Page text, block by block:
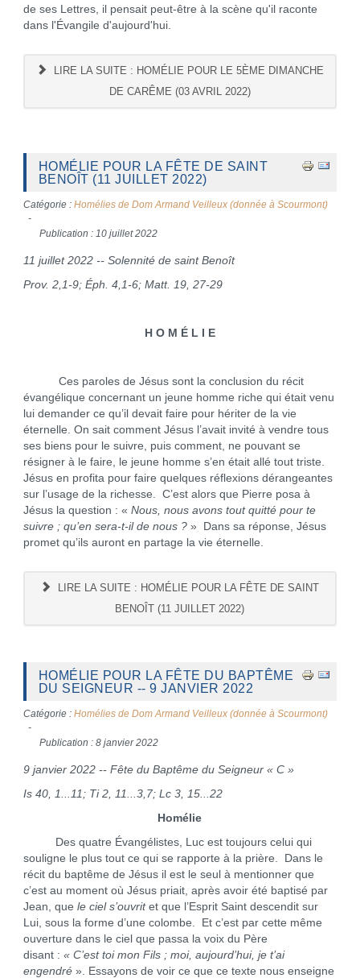
de ses Lettres, il pensait peut-être à la scène qu'il raconte
dans l'Évangile d'aujourd'hui.
LIRE LA SUITE : HOMÉLIE POUR LE 5ÈME DIMANCHE
DE CARÊME (03 AVRIL 2022)
HOMÉLIE POUR LA FÊTE DE SAINT
BENOÎT (11 JUILLET 2022)
Catégorie : Homélies de Dom Armand Veilleux (donnée à Scourmont)
Publication : 10 juillet 2022
11 juillet 2022 -- Solennité de saint Benoît
Prov. 2,1-9; Éph. 4,1-6; Matt. 19, 27-29
H O M É L I E
Ces paroles de Jésus sont la conclusion du récit
évangélique concernant un jeune homme riche qui était venu
lui demander ce qu’il devait faire pour hériter de la vie
éternelle. On sait comment Jésus l’avait invité à vendre tous
ses biens pour le suivre, puis comment, ne pouvant se
résigner à le faire, le jeune homme s’en était allé tout triste.
Jésus en profita pour faire quelques réflexions dérangeantes
sur l’usage de la richesse. C’est alors que Pierre posa à
Jésus la question : « Nous, nous avons tout quitté pour te
suivre ; qu’en sera-t-il de nous ?» Dans sa réponse, Jésus
promet qu’ils auront en partage la vie éternelle.
LIRE LA SUITE : HOMÉLIE POUR LA FÊTE DE SAINT
BENOÎT (11 JUILLET 2022)
HOMÉLIE POUR LA FÊTE DU BAPTÊME
DU SEIGNEUR -- 9 JANVIER 2022
Catégorie : Homélies de Dom Armand Veilleux (donnée à Scourmont)
Publication : 8 janvier 2022
9 janvier 2022 -- Fête du Baptême du Seigneur « C »
Is 40, 1...11; Ti 2, 11...3,7; Lc 3, 15...22
Homélie
Des quatre Évangélistes, Luc est toujours celui qui
souligne le plus tout ce qui se rapporte à la prière. Dans le
récit du baptême de Jésus il est le seul à mentionner que
c’est au moment où Jésus priait, après avoir été baptisé par
Jean, que le ciel s’ouvritet que l’Esprit Saint descendit sur
Lui, sous la forme d’une colombe. Et c’est par cette même
ouverture dans le ciel que passa la voix du Père
disant : « C’est toi mon Fils ; moi, aujourd’hui, je t’ai
engendré». Essayons de voir ce que ce texte nous enseigne